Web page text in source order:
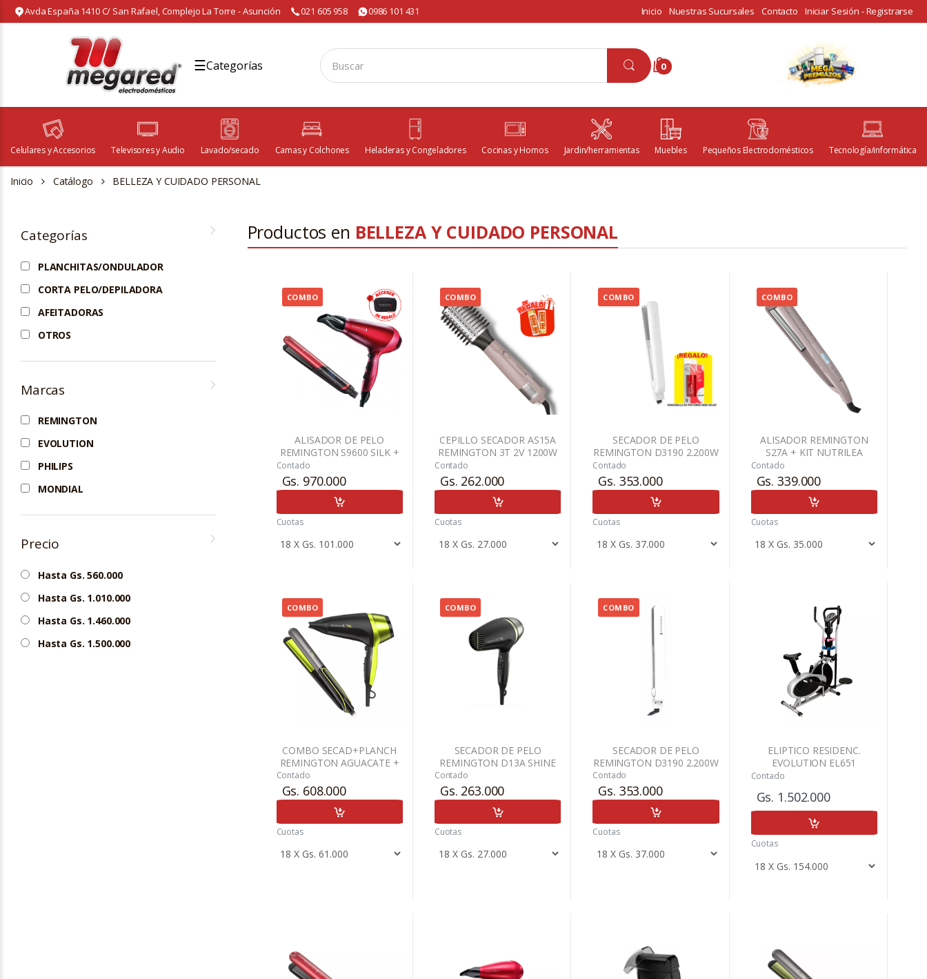
Avda España 1410 C/ San Rafael, Complejo La Torre - Asunción 021 605 958 0986 101 431 Inicio Nuestras Sucursales Contacto Iniciar Sesión - Registrarse
☰Categorías 0
Celulares y Accesorios Televisores y Audio Lavado/secado Camas y Colchones Heladeras y Congeladores Cocinas y Hornos Jardin/herramientas Muebles Pequeños Electrodomésticos Tecnología/informática
Inicio Catálogo BELLEZA Y CUIDADO PERSONAL
Categorías
PLANCHITAS/ONDULADOR
CORTA PELO/DEPILADORA
AFEITADORAS
OTROS
Marcas
REMINGTON
EVOLUTION
PHILIPS
MONDIAL
Precio
Hasta Gs. 560.000
Hasta Gs. 1.010.000
Hasta Gs. 1.460.000
Hasta Gs. 1.500.000
Productos en BELLEZA Y CUIDADO PERSONAL
COMBO
ALISADOR DE PELO
REMINGTON S9600 SILK +
SECADOR DE PELO
REMINGTON AC9096 DE
1875W
Contado
Gs. 970.000
Cuotas
COMBO
CEPILLO SECADOR AS15A
REMINGTON 3T 2V 1200W
+ KIT NUTRILEA
Contado
Gs. 262.000
Cuotas
COMBO
SECADOR DE PELO
REMINGTON D3190 2.200W
+ ALISADOR DE PELO
REMINGTON MOD S1305
Contado
Gs. 353.000
Cuotas
COMBO
ALISADOR REMINGTON
S27A + KIT NUTRILEA
Contado
Gs. 339.000
Cuotas
COMBO
COMBO SECAD+PLANCH
REMINGTON AGUACATE +
BANDOLERA PARA
CELULAR
Contado
Gs. 608.000
Cuotas
COMBO
SECADOR DE PELO
REMINGTON D13A SHINE
THERAPY AVOCA + KIT
NUTRILEA
Contado
Gs. 263.000
Cuotas
COMBO
SECADOR DE PELO
REMINGTON D3190 2.200W
+ ALISADOR DE PELO
REMINGTON MOD S1305 +
KIT NUTRILEA
Contado
Gs. 353.000
Cuotas
ELIPTICO RESIDENC.
EVOLUTION EL651
C/ASIENTO-MANCU
Contado
Gs. 1.502.000
Cuotas